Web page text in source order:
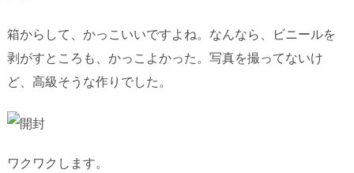
箱からして、かっこいいですよね。なんなら、ビニールを
剥がすところも、かっこよかった。写真を撮ってないけ
ど、高級そうな作りでした。
ワクワクします。